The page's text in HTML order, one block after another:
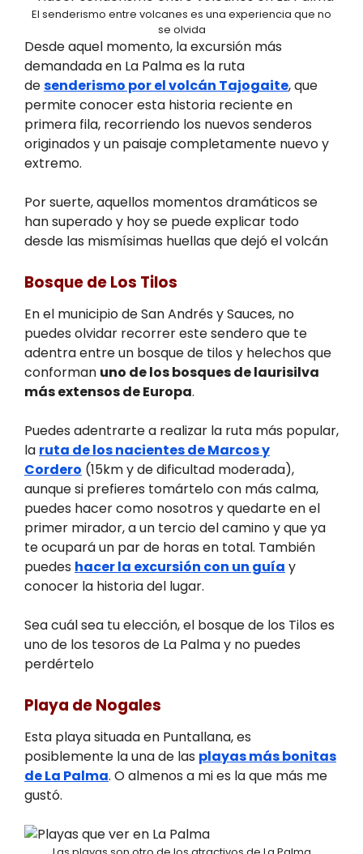
El senderismo entre volcanes es una experiencia que no
se olvida
Desde aquel momento, la excursión más
demandada en La Palma es la ruta
desenderismo por el volcán Tajogaite, que
permite conocer esta historia reciente en
primera fila, recorriendo los nuevos senderos
originados y un paisaje completamente nuevo y
extremo.
Por suerte, aquellos momentos dramáticos se
han superado y hoy se puede explicar todo
desde las mismísimas huellas que dejó el volcán
Bosque de Los Tilos
En el municipio de San Andrés y Sauces, no
puedes olvidar recorrer este sendero que te
adentra entre un bosque de tilos y helechos que
conforman uno de los bosques de laurisilva
más extensos de Europa.
Puedes adentrarte a realizar la ruta más popular,
la ruta de los nacientes de Marcos y
Cordero (15km y de dificultad moderada),
aunque si prefieres tomártelo con más calma,
puedes hacer como nosotros y quedarte en el
primer mirador, a un tercio del camino y que ya
te ocupará un par de horas en total. También
puedes hacer la excursión con un guía y
conocer la historia del lugar.
Sea cuál sea tu elección, el bosque de los Tilos es
uno de los tesoros de La Palma y no puedes
perdértelo
Playa de Nogales
Esta playa situada en Puntallana, es
posiblemente la una de las playas más bonitas
de La Palma. O almenos a mi es la que más me
gustó.